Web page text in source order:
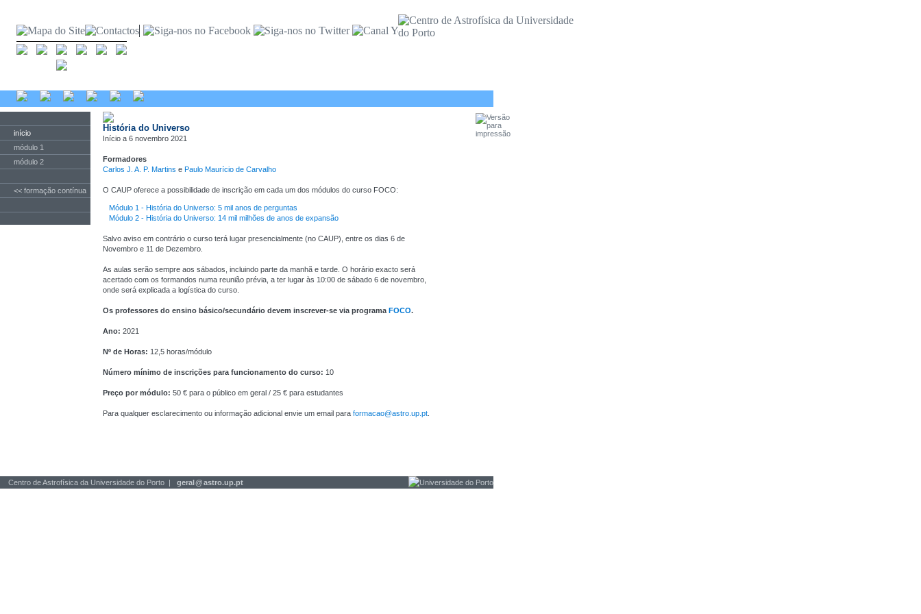
início
módulo 1
módulo 2
<< formação contínua
História do Universo
Início a 6 novembro 2021
Formadores
Carlos J. A. P. Martins e Paulo Maurício de Carvalho
O CAUP oferece a possibilidade de inscrição em cada um dos módulos do curso FOCO:
Módulo 1 - História do Universo: 5 mil anos de perguntas
Módulo 2 - História do Universo: 14 mil milhões de anos de expansão
Salvo aviso em contrário o curso terá lugar presencialmente (no CAUP), entre os dias 6 de
Novembro e 11 de Dezembro.
As aulas serão sempre aos sábados, incluindo parte da manhã e tarde. O horário exacto será
acertado com os formandos numa reunião prévia, a ter lugar às 10:00 de sábado 6 de novembro,
onde será explicada a logística do curso.
Os professores do ensino básico/secundário devem inscrever-se via programa FOCO.
Ano: 2021
Nº de Horas: 12,5 horas/módulo
Número mínimo de inscrições para funcionamento do curso: 10
Preço por módulo: 50 € para o público em geral / 25 € para estudantes
Para qualquer esclarecimento ou informação adicional envie um email para formacao@astro.up.pt
Centro de Astrofísica da Universidade do Porto | geral@astro.up.pt